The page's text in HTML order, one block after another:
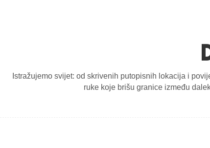
Istražujemo svijet: od skrivenih putopisnih lokacija i
ruke koje brišu granice između